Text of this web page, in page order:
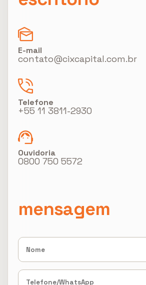
E-mail
contato@cixcapital.com.br
Telefone
+55 11 3811-2930
Ouvidoria
0800 750 5572
mensagem